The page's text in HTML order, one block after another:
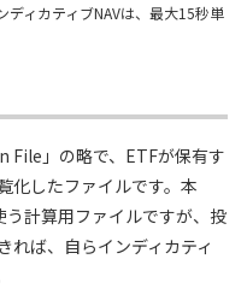
ディカティブNAVは、最大15秒単
」の略で、ETFが保有す
化したファイルです。本
う計算用ファイルですが、投
れば、自らインディカティ